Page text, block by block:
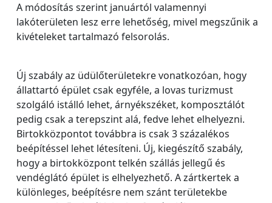
A módosítás szerint januártól valamennyi
lakóterületen lesz erre lehetőség, mivel megszűnik a
kivételeket tartalmazó felsorolás.
Új szabály az üdülőterületekre vonatkozóan, hogy
állattartó épület csak egyféle, a lovas turizmust
szolgáló istálló lehet, árnyékszéket, komposztálót
pedig csak a terepszint alá, fedve lehet elhelyezni.
Birtokközpontot továbbra is csak 3 százalékos
beépítéssel lehet létesíteni. Új, kiegészítő szabály,
hogy a birtokközpont telkén szállás jellegű és
vendéglátó épület is elhelyezhető. A zártkertek a
különleges, beépítésre nem szánt területekbe